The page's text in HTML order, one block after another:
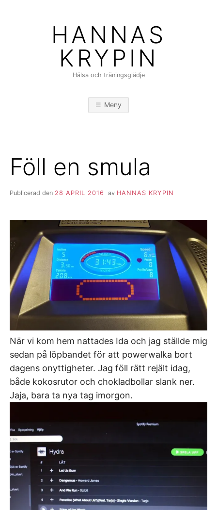
HANNAS
KRYPIN
Hälsa och träningsglädje
Meny
Föll en smula
Publicerad den 28 APRIL 2016 av HANNAS KRYPIN
När vi kom hem nattades Ida och jag ställde mig
sedan på löpbandet för att powerwalka bort
dagens onyttigheter. Jag föll rätt rejält idag,
både kokosrutor och chokladbollar slank ner.
Jaja, bara ta nya tag imorgon.